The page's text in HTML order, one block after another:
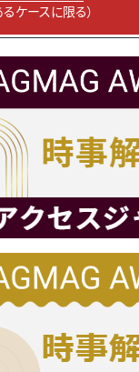
ケースに限る）